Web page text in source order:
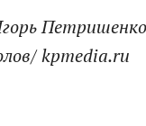
kpmedia.ru